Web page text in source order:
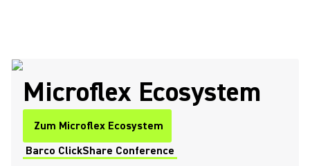
Microflex Ecosystem
Zum Microflex Ecosystem
Barco ClickShare Conference
(Opens in a new tab)